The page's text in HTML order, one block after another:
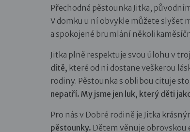
Přechodná pěstounka Jitka,
V domku u ní obvykle můžete slyšet
a spokojené brumlání
Jitka plně respektuje svou úlohu v
dítě, které od ní dostane veškerou
rodiny. Pěstounka s oblibou cituje
nepatří. My jsme jen luk, který děti
Pro nás v Dobré rodině je Jitka
pěstounky. Dětem věnuje obrovskou